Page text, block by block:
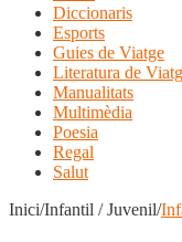
Diccionaris
Esports
Guies de Viatge
Literatura de
Manualitats
Multimèdia
Poesia
Regal
Salut
Inici/Infantil / Juvenil/